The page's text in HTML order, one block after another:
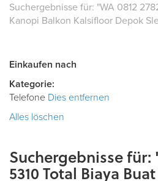
Suchergebnisse für: "WA 0812
Kanopi Balkon Kalsifloor Depok
Suchergebnisse für:
5310 Total Biaya
Einkaufen nach
Kategorie
Telefone Dies entfernen
Alles löschen